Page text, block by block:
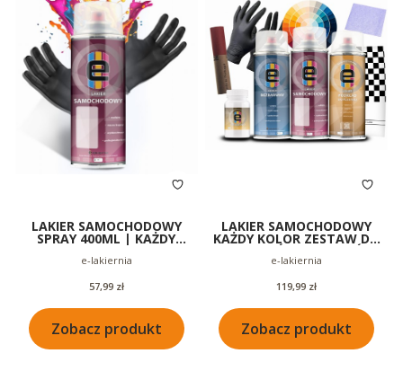
LAKIER SAMOCHODOWY
SPRAY 400ML | KAŻDY
KOLOR | ORYGINALNA
JAKOŚĆ
Producent
e-lakiernia
Cena
57,99 zł
Zobacz produkt
LAKIER SAMOCHODOWY
KAŻDY KOLOR ZESTAW DO
ZDERZAKÓW PLASTIKÓW
400ML
Producent
e-lakiernia
Cena
119,99 zł
Zobacz produkt